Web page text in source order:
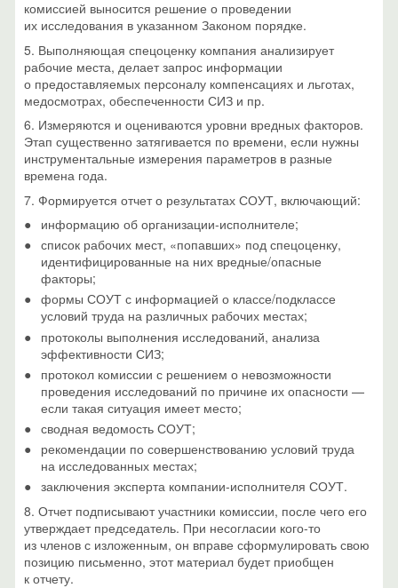
комиссией выносится решение о проведении
их исследования в указанном Законом порядке.
5. Выполняющая спецоценку компания анализирует
рабочие места, делает запрос информации
о предоставляемых персоналу компенсациях и льготах,
медосмотрах, обеспеченности СИЗ и пр.
6. Измеряются и оцениваются уровни вредных факторов.
Этап существенно затягивается по времени, если нужны
инструментальные измерения параметров в разные
времена года.
7. Формируется отчет о результатах СОУТ, включающий:
информацию об организации-исполнителе;
список рабочих мест, «попавших» под спецоценку,
идентифицированные на них вредные/опасные
факторы;
формы СОУТ с информацией о классе/подклассе
условий труда на различных рабочих местах;
протоколы выполнения исследований, анализа
эффективности СИЗ;
протокол комиссии с решением о невозможности
проведения исследований по причине их опасности —
если такая ситуация имеет место;
сводная ведомость СОУТ;
рекомендации по совершенствованию условий труда
на исследованных местах;
заключения эксперта компании-исполнителя СОУТ.
8. Отчет подписывают участники комиссии, после чего его
утверждает председатель. При несогласии кого-то
из членов с изложенным, он вправе сформулировать свою
позицию письменно, этот материал будет приобщен
к отчету.